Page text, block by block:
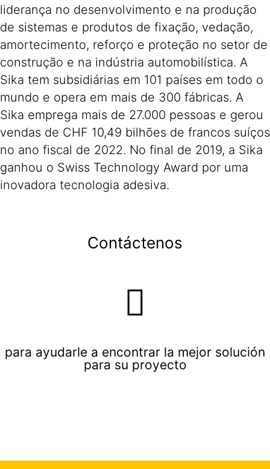
liderança no desenvolvimento e na produção
de sistemas e produtos de fixação, vedação,
amortecimento, reforço e proteção no setor de
construção e na indústria automobilística. A
Sika tem subsidiárias em 101 países em todo o
mundo e opera em mais de 300 fábricas. A
Sika emprega mais de 27.000 pessoas e gerou
vendas de CHF 10,49 bilhões de francos suíços
no ano fiscal de 2022. No final de 2019, a Sika
ganhou o Swiss Technology Award por uma
inovadora tecnologia adesiva.
Contáctenos
para ayudarle a encontrar la mejor solución
para su proyecto